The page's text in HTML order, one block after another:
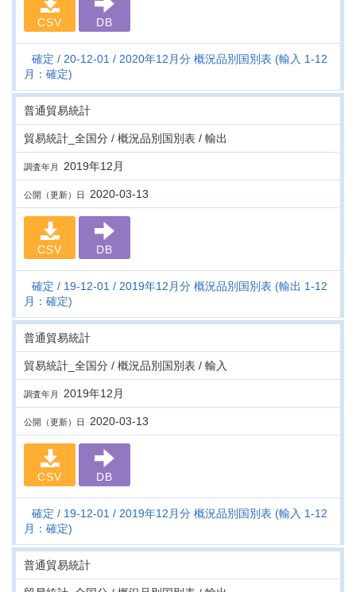
CSV DB
確定 20-12-01
2020年12月分 概況品別国別表 (輸入 1-12
月：確定)
普通貿易統計
貿易統計_全国分 / 概況品別国別表 / 輸出
調査年月 2019年12月
公開（更新）日 2020-03-13
CSV DB
確定 19-12-01
2019年12月分 概況品別国別表 (輸出 1-12
月：確定)
普通貿易統計
貿易統計_全国分 / 概況品別国別表 / 輸入
調査年月 2019年12月
公開（更新）日 2020-03-13
CSV DB
確定 19-12-01
2019年12月分 概況品別国別表 (輸入 1-12
月：確定)
普通貿易統計